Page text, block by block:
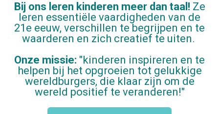
Bij ons leren kinderen meer dan taal! Ze
leren essentiële vaardigheden van de
21e eeuw, verschillen te begrijpen en te
waarderen en zich creatief te uiten.
Onze missie: "kinderen inspireren en te
helpen bij het opgroeien tot gelukkige
wereldburgers, die klaar zijn om de
wereld positief te veranderen!"